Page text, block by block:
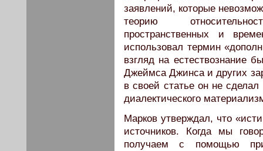
заявлений, которые
теорию
пространственных и
использовал термин
взгляд на естествознание
Джеймса Джинса и других
в своей статье он не
диалектического
Марков утверждал, что
источников. Когда мы
получаем с помощью